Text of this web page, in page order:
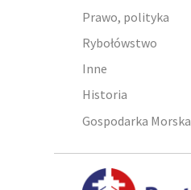
Prawo, polityka
Rybołówstwo
Inne
Historia
Gospodarka Morska